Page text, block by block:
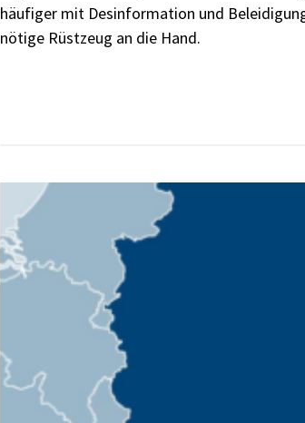
häufiger mit Desinformation und
nötige Rüstzeug an die Hand.